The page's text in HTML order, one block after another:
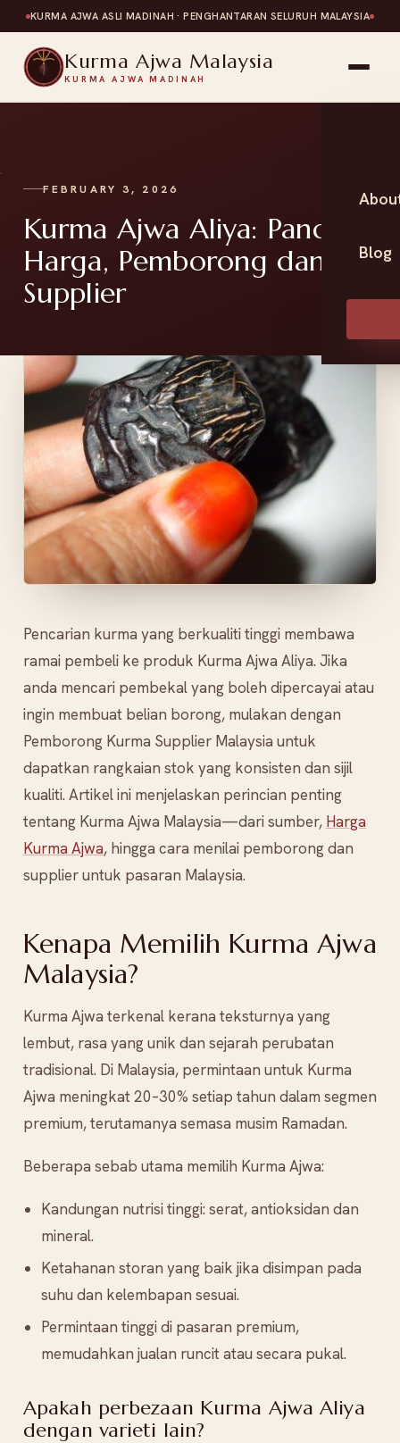
KURMA AJWA ASLI MADINAH · PENGHANTARAN SELURUH MALAYSIA
Kurma Ajwa Malaysia
KURMA AJWA MADINAH
Blog
FEBRUARY 3, 2026
Kurma Ajwa Aliya: Panduan
Harga, Pemborong dan
Supplier
Pencarian kurma yang berkualiti tinggi membawa
ramai pembeli ke produk Kurma Ajwa Aliya. Jika
anda mencari pembekal yang boleh dipercayai atau
ingin membuat belian borong, mulakan dengan
Pemborong Kurma Supplier Malaysia untuk
dapatkan rangkaian stok yang konsisten dan sijil
kualiti. Artikel ini menjelaskan perincian penting
tentang Kurma Ajwa Malaysia—dari sumber, Harga
Kurma Ajwa, hingga cara menilai pemborong dan
supplier untuk pasaran Malaysia.
Kenapa Memilih Kurma Ajwa
Malaysia?
Kurma Ajwa terkenal kerana teksturnya yang
lembut, rasa yang unik dan sejarah perubatan
tradisional. Di Malaysia, permintaan untuk Kurma
Ajwa meningkat 20–30% setiap tahun dalam segmen
premium, terutamanya semasa musim Ramadan.
Beberapa sebab utama memilih Kurma Ajwa:
Kandungan nutrisi tinggi: serat, antioksidan dan
mineral.
Ketahanan storan yang baik jika disimpan pada
suhu dan kelembapan sesuai.
Permintaan tinggi di pasaran premium,
memudahkan jualan runcit atau secara pukal.
Apakah perbezaan Kurma Ajwa Aliya
dengan varieti lain?